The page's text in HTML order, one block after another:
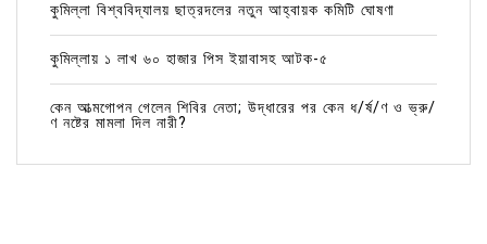
কুমিল্লা বিশ্ববিদ্যালয় ছাত্রদলের নতুন আহ্বায়ক কমিটি ঘোষণা
কুমিল্লায় ১ লাখ ৬০ হাজার পিস ইয়াবাসহ আটক-৫
কেন আত্মগোপন গেলেন শিবির নেতা; উদ্ধারের পর কেন ধ/র্ষ/ণ ও ভ্রু/
ণ নষ্টের মামলা দিল নারী?